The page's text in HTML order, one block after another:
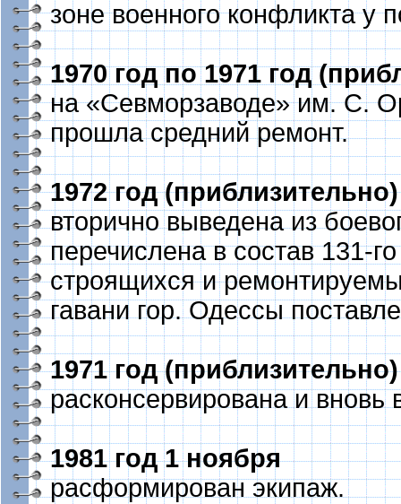
зоне военного конфликта у
1970 год по 1971 год
на «Севморзаводе» им. С.
прошла средний ремонт.
1972 год (приблизительно)
вторично выведена из
перечислена в состав 131-
строящихся и
гавани гор. Одессы
1971 год (приблизительно)
расконсервирована и вновь
1981 год 1 ноября
расформирован экипаж.